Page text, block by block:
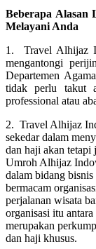
Beberapa
Melayani Anda
1. Travel Alhijaz
mengantongi
Departemen
tidak perlu takut
professional atau
2. Travel Alhijaz
sekedar dalam
dan haji akan tetapi
Umroh Alhijaz
dalam bidang
bermacam
perjalanan wisata
organisasi itu
merupakan
dan haji khusus.